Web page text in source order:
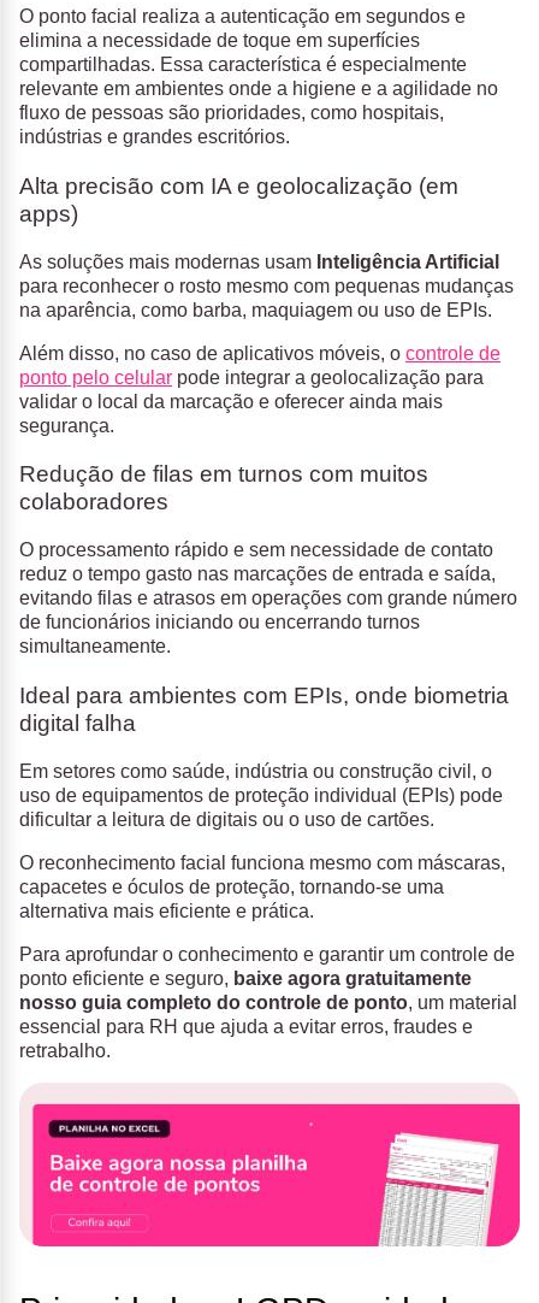
O ponto facial realiza a autenticação em segundos e
elimina a necessidade de toque em superfícies
compartilhadas. Essa característica é especialmente
relevante em ambientes onde a higiene e a agilidade no
fluxo de pessoas são prioridades, como hospitais,
indústrias e grandes escritórios.
Alta precisão com IA e geolocalização (em
apps)
As soluções mais modernas usam Inteligência Artificial
para reconhecer o rosto mesmo com pequenas mudanças
na aparência, como barba, maquiagem ou uso de EPIs.
Além disso, no caso de aplicativos móveis, o controle de
ponto pelo celular pode integrar a geolocalização para
validar o local da marcação e oferecer ainda mais
segurança.
Redução de filas em turnos com muitos
colaboradores
O processamento rápido e sem necessidade de contato
reduz o tempo gasto nas marcações de entrada e saída,
evitando filas e atrasos em operações com grande número
de funcionários iniciando ou encerrando turnos
simultaneamente.
Ideal para ambientes com EPIs, onde biometria
digital falha
Em setores como saúde, indústria ou construção civil, o
uso de equipamentos de proteção individual (EPIs) pode
dificultar a leitura de digitais ou o uso de cartões.
O reconhecimento facial funciona mesmo com máscaras,
capacetes e óculos de proteção, tornando-se uma
alternativa mais eficiente e prática.
Para aprofundar o conhecimento e garantir um controle de
ponto eficiente e seguro, baixe agora gratuitamente
nosso guia completo do controle de ponto, um material
essencial para RH que ajuda a evitar erros, fraudes e
retrabalho.